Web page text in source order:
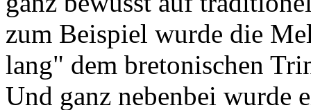
zum Beispiel wurde die
lang" dem bretonischen
Und ganz nebenbei wurde